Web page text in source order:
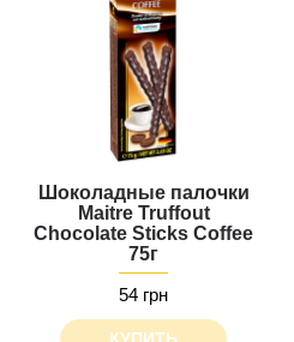
Шоколадные палочки
Maitre Truffout
Chocolate Sticks Сoffee
75г
54 грн